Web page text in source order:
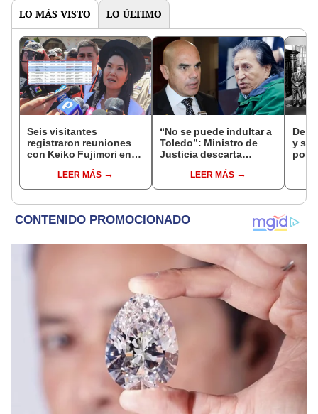
LO MÁS VISTO LO ÚLTIMO
Seis visitantes
registraron reuniones
con Keiko Fujimori en
presidenta se
encontraba en Junín
LEER MÁS
“No se puede indultar a
Toledo”: Ministro de
Justicia descarta
exmandatario
LEER MÁS
De
y
por